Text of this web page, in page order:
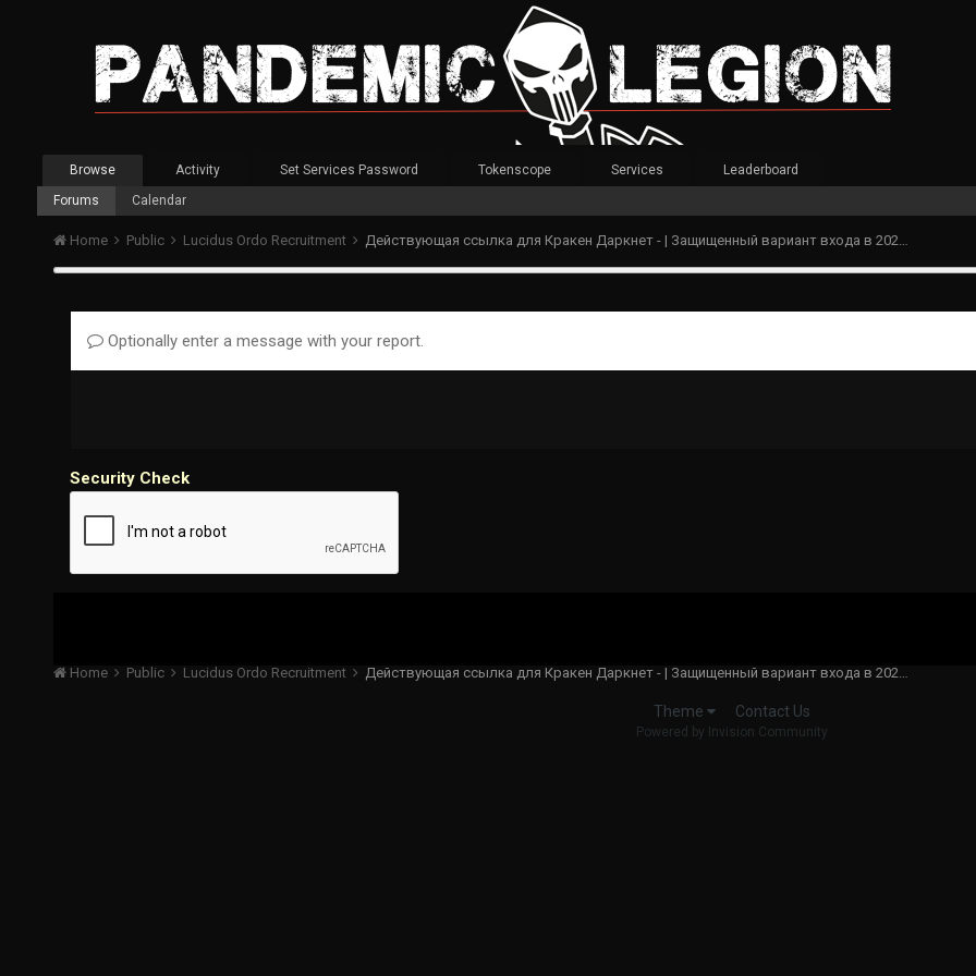
Browse
Forums
Calendar
Activity Set Services Password Tokenscope Services Leaderboard
Home Public Lucidus Ordo Recruitment Действующая ссылка для Кракен Даркнет - | Защищенный вариант входа в 2025 Москва
Optionally enter a message with your report.
Security Check
Home Public Lucidus Ordo Recruitment Действующая ссылка для Кракен Даркнет - | Защищенный вариант входа в 2025 Москва
Theme Contact Us
Powered by Invision Community